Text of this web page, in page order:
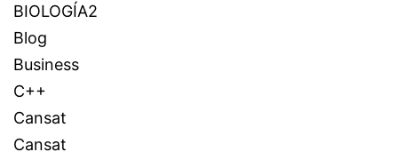
BIOLOGÍA2
Blog
Business
C++
Cansat
Cansat